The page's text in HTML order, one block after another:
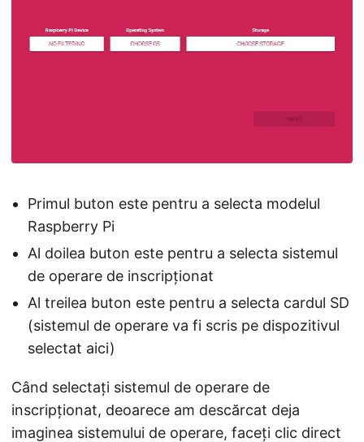
Primul buton este pentru a selecta modelul
Raspberry Pi
Al doilea buton este pentru a selecta sistemul
de operare de inscripționat
Al treilea buton este pentru a selecta cardul SD
(sistemul de operare va fi scris pe dispozitivul
selectat aici)
Când selectați sistemul de operare de
inscripționat, deoarece am descărcat deja
imaginea sistemului de operare, faceți clic direct